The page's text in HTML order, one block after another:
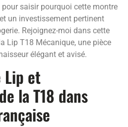
saisir pourquoi cette montre
un investissement pertinent
Rejoignez-moi dans cette
Lip T18 Mécanique, une pièce
élégant et avisé.
Lip et
la T18 dans